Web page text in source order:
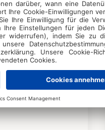
by Euroclub